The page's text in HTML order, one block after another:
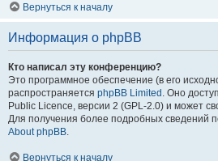
Вернуться к началу
Информация о phpBB
Кто написал эту конференцию?
Это программное обеспечение (в его
распространяется phpBB Limited . Оно
Public Licence, версии 2 (GPL-2.0) и может
Для получения более подробных сведений
About phpBB.
Вернуться к началу